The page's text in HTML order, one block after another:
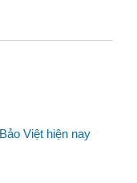
Việt hiện nay